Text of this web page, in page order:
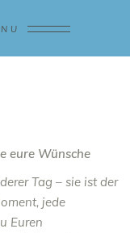
eure Wünsche
Tag – sie ist der
jede
Euren